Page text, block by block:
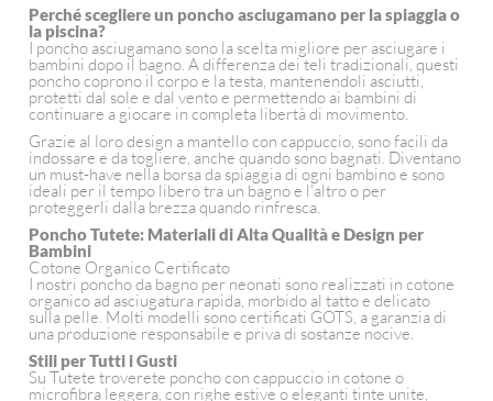
Perché scegliere un poncho asciugamano per la spiaggia o
la piscina?
I poncho asciugamano sono la scelta migliore per asciugare i
bambini dopo il bagno. A differenza dei teli tradizionali, questi
poncho coprono il corpo e la testa, mantenendoli asciutti,
protetti dal sole e dal vento e permettendo ai bambini di
continuare a giocare in completa libertà di movimento.
Grazie al loro design a mantello con cappuccio, sono facili da
indossare e da togliere, anche quando sono bagnati. Diventano
un must-have nella borsa da spiaggia di ogni bambino e sono
ideali per il tempo libero tra un bagno e l'altro o per
proteggerli dalla brezza quando rinfresca.
Poncho Tutete: Materiali di Alta Qualità e Design per
Bambini
Cotone Organico Certificato
I nostri poncho da bagno per neonati sono realizzati in cotone
organico ad asciugatura rapida, morbido al tatto e delicato
sulla pelle. Molti modelli sono certificati GOTS, a garanzia di
una produzione responsabile e priva di sostanze nocive.
Stili per Tutti i Gusti
Su Tutete troverete poncho con cappuccio in cotone o
microfibra leggera, con righe estive o eleganti tinte unite,